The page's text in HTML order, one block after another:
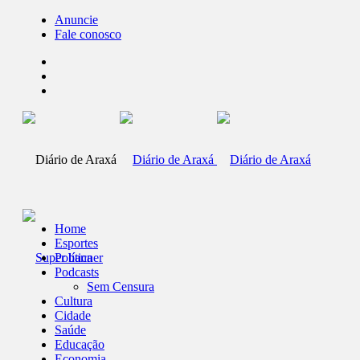
Anuncie
Fale conosco
Home
Esportes
Política
Podcasts
Sem Censura
Cultura
Cidade
Saúde
Educação